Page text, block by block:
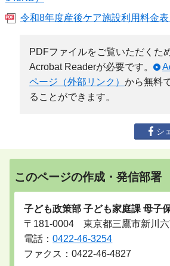
令和8年度産後ケア施設利用料金表
PDFファイルをご覧いただくた
Acrobat Readerが必要です。
ページ（外部リンク） から無料
ることができます。
シ
このページの作成・発信部署
子ども政策部 子ども家庭課 母子
〒181-0004 東京都三鷹市新川
電話：0422-46-3254
ファクス：0422-46-4827